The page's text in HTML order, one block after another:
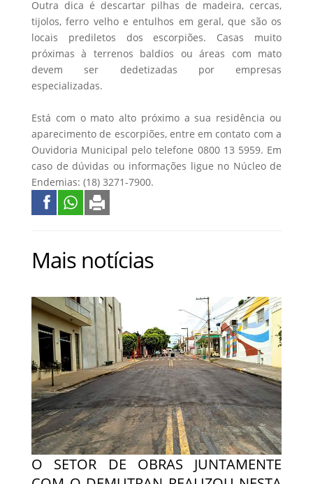
Outra dica é descartar pilhas de madeira, cercas,
tijolos, ferro velho e entulhos em geral, que são os
locais prediletos dos escorpiões. Casas muito
próximas à terrenos baldios ou áreas com mato
devem ser dedetizadas por empresas
especializadas.
Está com o mato alto próximo a sua residência ou
aparecimento de escorpiões, entre em contato com a
Ouvidoria Municipal pelo telefone 0800 13 5959. Em
caso de dúvidas ou informações ligue no Núcleo de
Endemias: (18) 3271-7900.
Mais notícias
O SETOR DE OBRAS JUNTAMENTE